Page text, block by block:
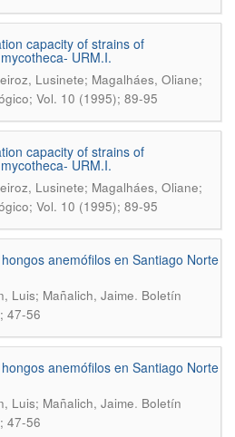
capacity of strains of
URM.I.
Lusinete; Magalháes, Oliane;
Vol. 10 (1995); 89-95
capacity of strains of
URM.I.
Lusinete; Magalháes, Oliane;
Vol. 10 (1995); 89-95
anemófilos en Santiago Norte
Luis; Mañalich, Jaime. Boletín
47-56
anemófilos en Santiago Norte
Luis; Mañalich, Jaime. Boletín
47-56